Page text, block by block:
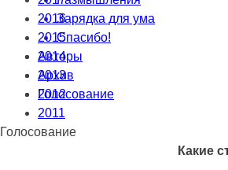
2016
2015
2014
2013
2012
2011
Зарядка для ума
Спасибо!
Авторы
Архив
Голосование
Голосование
Какие